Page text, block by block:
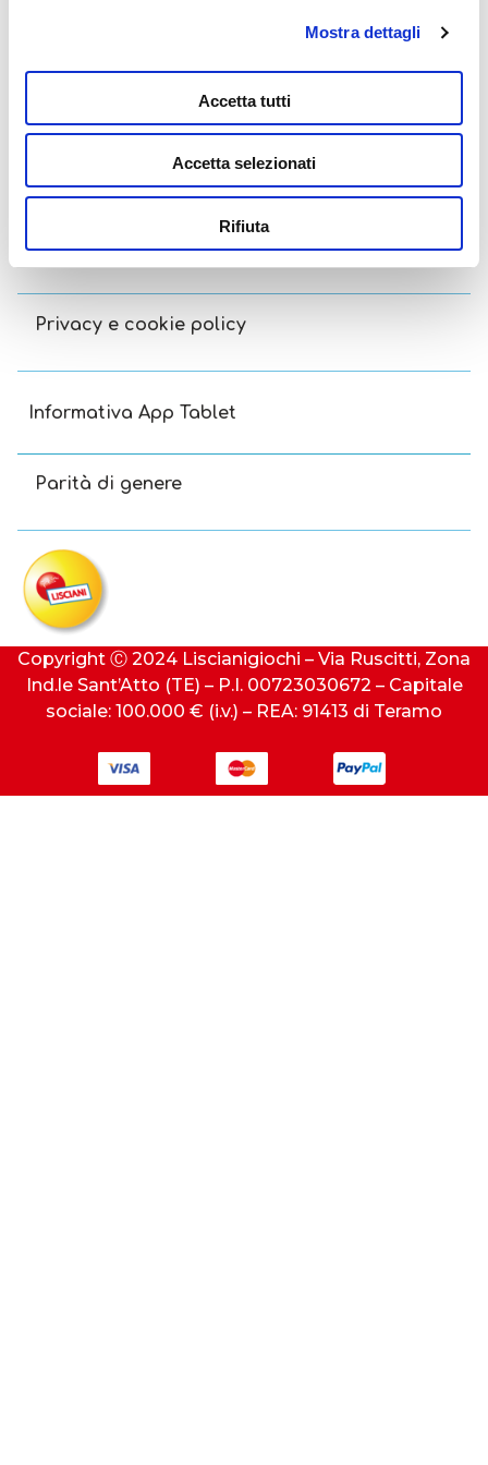
Mostra dettagli
Accetta tutti
Accetta selezionati
Rifiuta
Termini e condizioni
Privacy e cookie policy
Informativa App Tablet
Parità di genere
Copyright Ⓒ 2024 Liscianigiochi – Via Ruscitti, Zona
Ind.le Sant’Atto (TE) – P.I. 00723030672 – Capitale
sociale: 100.000 € (i.v.) – REA: 91413 di Teramo